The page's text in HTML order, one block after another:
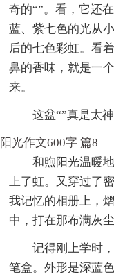
奇的“”。看，它还
蓝、紫七色的光从
后的七色彩虹。看
鼻的香味，就是一
来。
这盆“”真是太神
阳光作文600字 篇8
和煦阳光温暖
上了虹。又穿过了
我记忆的相册上，
中，打在那布满灰
记得刚上学时
笔盒。外形是深蓝